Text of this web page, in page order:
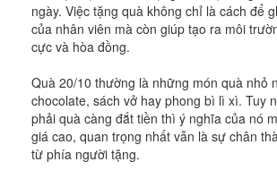
ngày. Việc tặng quà không chỉ là cách để
của nhân viên mà còn giúp tạo ra môi
cực và hòa đồng.
Quà 20/10 thường là những món quà nhỏ
chocolate, sách vở hay phong bì lì xì. Tuy
phải quà càng đắt tiền thì ý nghĩa của nó
giá cao, quan trọng nhất vẫn là sự chân
từ phía người tặng.